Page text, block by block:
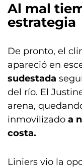
Al mal
estrategia
De pronto, el
apareció en
sudestada
del río. El
arena,
inmovilizado a
costa.
Liniers vio la